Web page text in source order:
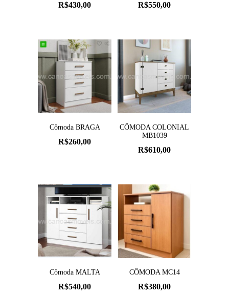
R$430,00 R$550,00
Cômoda BRAGA
R$260,00
CÔMODA COLONIAL
MB1039
R$610,00
Cômoda MALTA
R$540,00
CÔMODA MC14
R$380,00